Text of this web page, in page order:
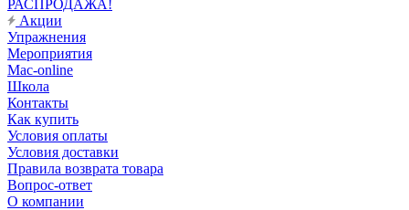
РАСПРОДАЖА!
Акции
Упражнения
Мероприятия
Mac-online
Школа
Контакты
Как купить
Условия оплаты
Условия доставки
Правила возврата товара
Вопрос-ответ
О компании